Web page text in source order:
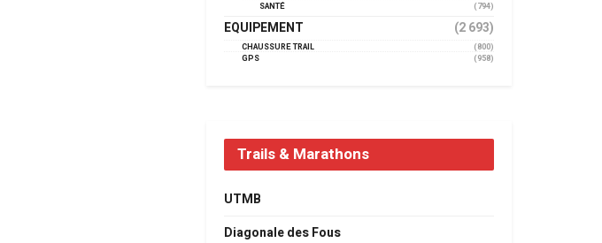
SANTÉ
(794)
EQUIPEMENT (2 693)
CHAUSSURE TRAIL
(800)
GPS
(958)
Trails & Marathons
UTMB
Diagonale des Fous